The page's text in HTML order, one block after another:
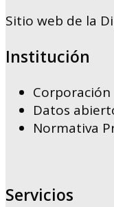
Sitio web de la
Institución
Corporación
Datos
Normativa
Servicios